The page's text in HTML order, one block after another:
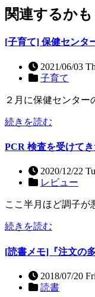
関連するか
[子育て] 保健センタ
2021/06/03
子育て
２月に保健センター
続きを読む
PCR 検査を受けてき
2020/12/22
レビュー
ここ半月ほど調子が
続きを読む
[読書メモ]『注文の
2018/07/20 Fri
読書